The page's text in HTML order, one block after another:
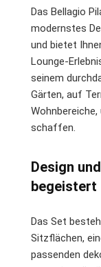
Das Bellagio
modernstes
und bietet
Lounge-
seinem
Gärten, auf
schaffen.
Design
begeistert
Das Set
Sitzflächen,
passenden